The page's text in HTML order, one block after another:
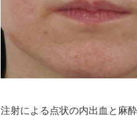
注射による点状の内出血と麻